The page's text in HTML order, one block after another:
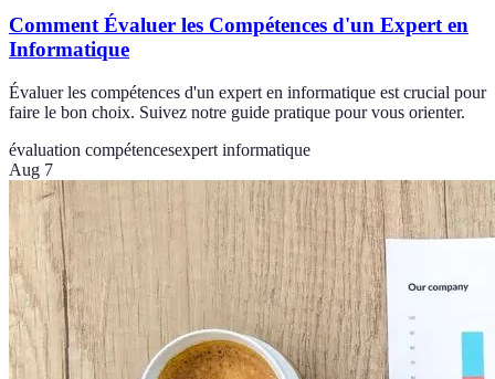
Comment Évaluer les Compétences d'un Expert en
Informatique
Évaluer les compétences d'un expert en informatique est crucial pour
faire le bon choix. Suivez notre guide pratique pour vous orienter.
évaluation compétencesexpert informatique
Aug 7